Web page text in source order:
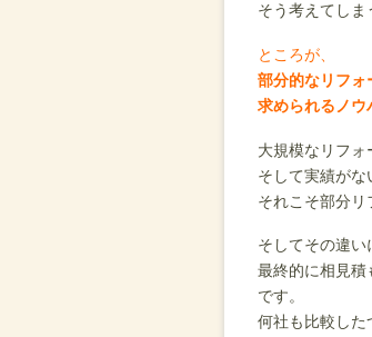
そう考えてしま
ところが、
部分的なリフォ
求められるノウ
大規模なリフォ
そして実績がな
それこそ部分リ
そしてその違い
最終的に相見積
です。
何社も比較した